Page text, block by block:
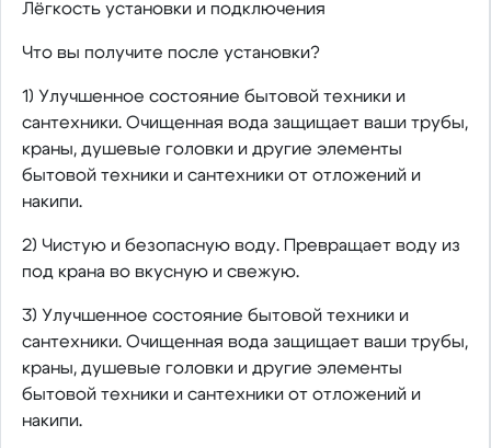
Лёгкость установки и подключения
Что вы получите после установки?
1) Улучшенное состояние бытовой техники и
сантехники. Очищенная вода защищает ваши трубы,
краны, душевые головки и другие элементы
бытовой техники и сантехники от отложений и
накипи.
2) Чистую и безопасную воду. Превращает воду из
под крана во вкусную и свежую.
3) Улучшенное состояние бытовой техники и
сантехники. Очищенная вода защищает ваши трубы,
краны, душевые головки и другие элементы
бытовой техники и сантехники от отложений и
накипи.